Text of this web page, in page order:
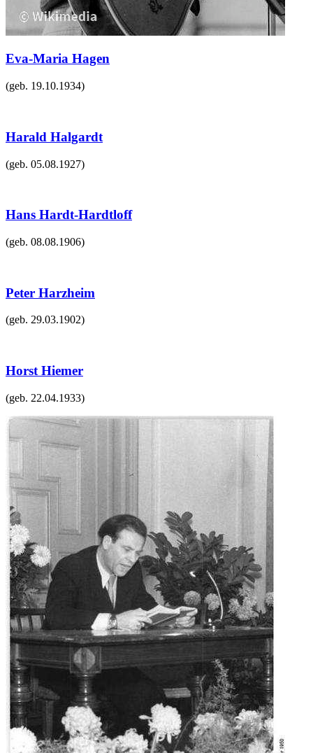
Eva-Maria Hagen
(geb. 19.10.1934)
Harald Halgardt
(geb. 05.08.1927)
Hans Hardt-Hardtloff
(geb. 08.08.1906)
Peter Harzheim
(geb. 29.03.1902)
Horst Hiemer
(geb. 22.04.1933)